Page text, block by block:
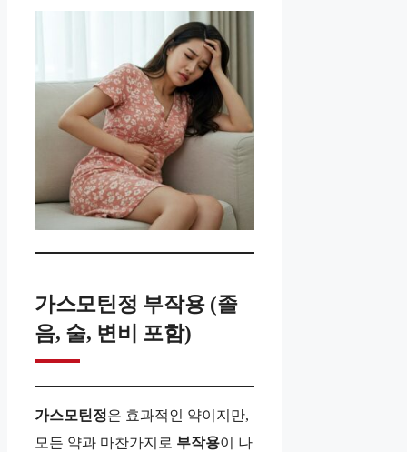
가스모틴정 부작용 (졸
음, 술, 변비 포함)
가스모틴정은 효과적인 약이지만,
모든 약과 마찬가지로 부작용이 나